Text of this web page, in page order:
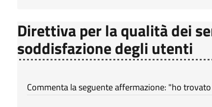
Direttiva per la qualità dei
soddisfazione degli utenti
Commenta la seguente affermazione: "ho